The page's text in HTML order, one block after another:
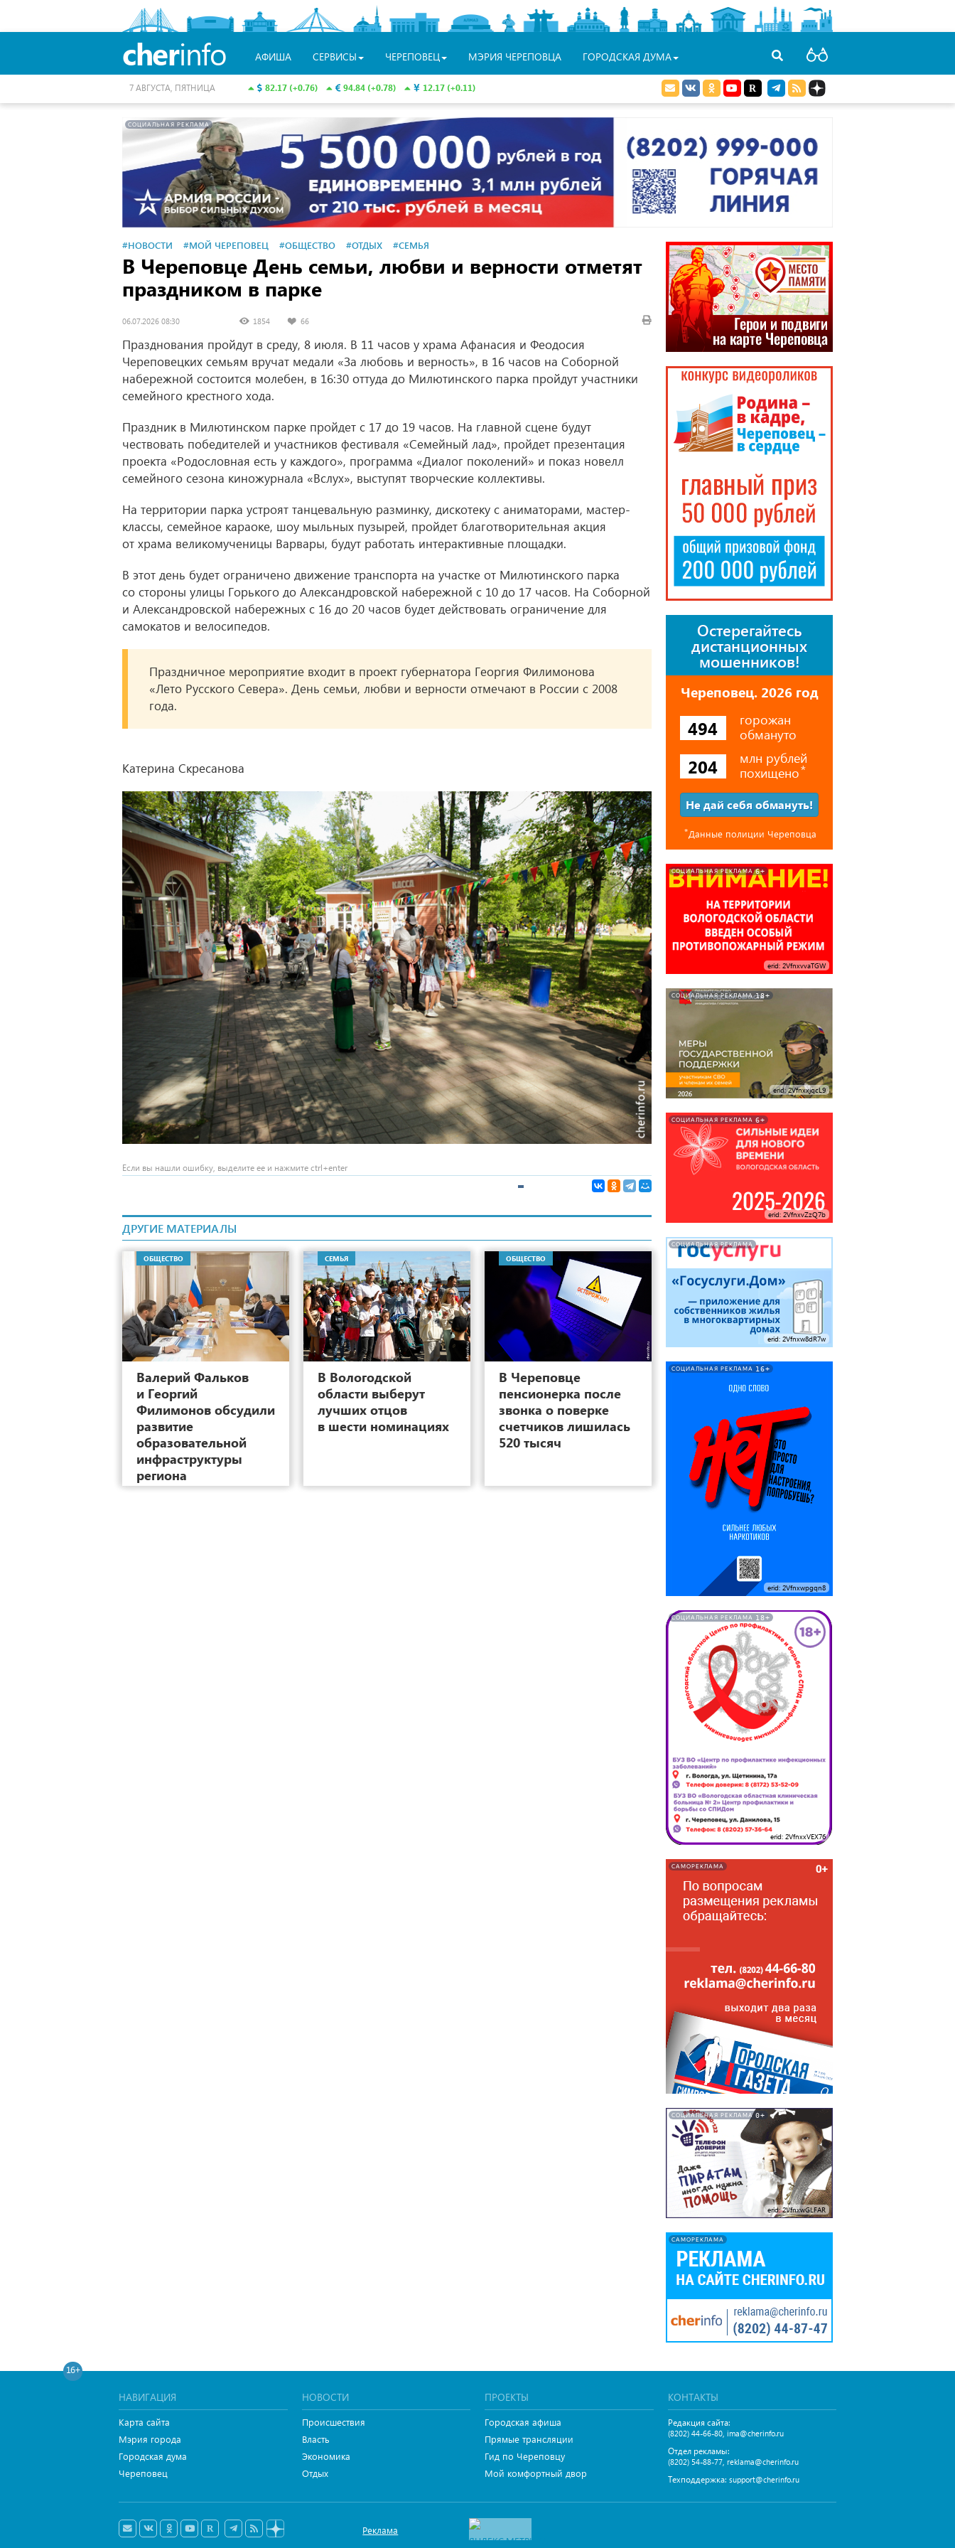
cherinfo АФИША СЕРВИСЫ ЧЕРЕПОВЕЦ МЭРИЯ ЧЕРЕПОВЦА ГОРОДСКАЯ ДУМА
82.17 (+0.76) 94.84 (+0.78) 12.17 (+0.11)
7 АВГУСТА, ПЯТНИЦА
СОЦИАЛЬНАЯ РЕКЛАМА
#НОВОСТИ #МОЙ ЧЕРЕПОВЕЦ #ОБЩЕСТВО #ОТДЫХ #СЕМЬЯ
В Череповце День семьи, любви и верности отметят
праздником в парке
06.07.2026 08:30 1854 66
Празднования пройдут в среду, 8 июля. В 11 часов у храма Афанасия и Феодосия
Череповецких семьям вручат медали «За любовь и верность», в 16 часов на Соборной
набережной состоится молебен, в 16:30 оттуда до Милютинского парка пройдут участники
семейного крестного хода.
Праздник в Милютинском парке пройдет с 17 до 19 часов. На главной сцене будут
чествовать победителей и участников фестиваля «Семейный лад», пройдет презентация
проекта «Родословная есть у каждого», программа «Диалог поколений» и показ новелл
семейного сезона киножурнала «Вслух», выступят творческие коллективы.
На территории парка устроят танцевальную разминку, дискотеку с аниматорами, мастер-
классы, семейное караоке, шоу мыльных пузырей, пройдет благотворительная акция
от храма великомученицы Варвары, будут работать интерактивные площадки.
В этот день будет ограничено движение транспорта на участке от Милютинского парка
со стороны улицы Горького до Александровской набережной с 10 до 17 часов. На Соборной
и Александровской набережных с 16 до 20 часов будет действовать ограничение для
самокатов и велосипедов.
Праздничное мероприятие входит в проект губернатора Георгия Филимонова
«Лето Русского Севера». День семьи, любви и верности отмечают в России с 2008
года.
Катерина Скресанова
Если вы нашли ошибку, выделите ее и нажмите ctrl+enter
ДРУГИЕ МАТЕРИАЛЫ
ОБЩЕСТВО
Валерий Фальков
и Георгий
Филимонов обсудили
развитие
образовательной
инфраструктуры
региона
СЕМЬЯ
В Вологодской
области выберут
лучших отцов
в шести номинациях
ОБЩЕСТВО
В Череповце
пенсионерка после
звонка о поверке
счетчиков лишилась
520 тысяч
Остерегайтесь
дистанционных
мошенников!
Череповец. 2026 год
494
горожан
обмануто
204
млн рублей
похищено⃰
Не дай себя обмануть!
⃰Данные полиции Череповца
СОЦИАЛЬНАЯ РЕКЛАМА 6+
erid: 2VfnxvvaTGW
СОЦИАЛЬНАЯ РЕКЛАМА 18+
erid: 2VfnxxjqcL9
СОЦИАЛЬНАЯ РЕКЛАМА 6+
erid: 2VfnxvZzQ7b
СОЦИАЛЬНАЯ РЕКЛАМА
erid: 2Vfnxw8dR7w
СОЦИАЛЬНАЯ РЕКЛАМА 16+
erid: 2Vfnxwpgqn8
СОЦИАЛЬНАЯ РЕКЛАМА 18+
erid: 2VfnxxVEX76
САМОРЕКЛАМА
СОЦИАЛЬНАЯ РЕКЛАМА 0+
erid: 2VfnxwGLFAR
САМОРЕКЛАМА
16+
НАВИГАЦИЯ
Карта сайта
Мэрия города
Городская дума
Череповец
НОВОСТИ
Происшествия
Власть
Экономика
Отдых
ПРОЕКТЫ
Городская афиша
Прямые трансляции
Гид по Череповцу
Мой комфортный двор
КОНТАКТЫ
Редакция сайта:
(8202) 44-66-80, ima@cherinfo.ru
Отдел рекламы:
(8202) 54-88-77, reklama@cherinfo.ru
Техподдержка: support@cherinfo.ru
Реклама